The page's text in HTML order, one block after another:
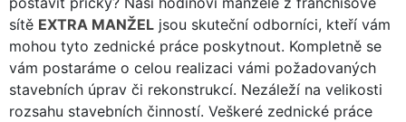
sítě EXTRA MANŽEL jsou skuteční odborníci, kteří vám
mohou tyto zednické práce poskytnout. Kompletně se
vám postaráme o celou realizaci vámi požadovaných
stavebních úprav či rekonstrukcí. Nezáleží na velikosti
rozsahu stavebních činností. Veškeré zednické práce